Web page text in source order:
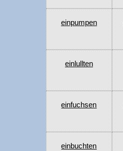
einpumpen
einlullten
einfuchsen
einbuchten